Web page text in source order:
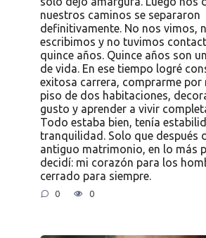
nuestros caminos se separaron
definitivamente. No nos vimos,
escribimos y no tuvimos
quince años. Quince años son
de vida. En ese tiempo logré
exitosa carrera, comprarme por
piso de dos habitaciones,
gusto y aprender a vivir
Todo estaba bien, tenía
tranquilidad. Solo que después
antiguo matrimonio, en lo más
decidí: mi corazón para los
cerrado para siempre.
0 0